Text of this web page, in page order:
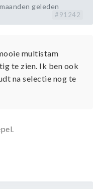
geleden
#91242
multistam
te zien. Ik ben ook
na selectie nog te